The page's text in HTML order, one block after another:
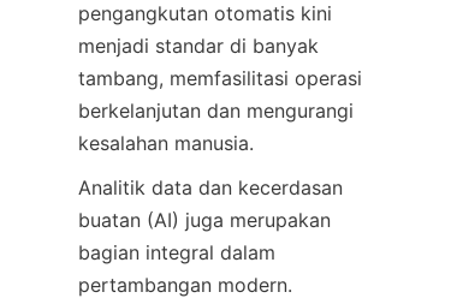
pengangkutan otomatis kini
menjadi standar di banyak
tambang, memfasilitasi operasi
berkelanjutan dan mengurangi
Analitik data dan kecerdasan
buatan (AI) juga merupakan
bagian integral dalam
pertambangan modern.